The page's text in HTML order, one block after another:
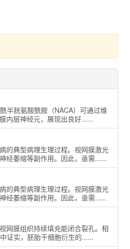
半胱氨酸酰胺（NACA）可通过维
内层神经元，展现出良好......
的典型病理生理过程。视网膜激光
经萎缩等副作用。因此，亟需......
的典型病理生理过程。视网膜激光
经萎缩等副作用。因此，亟需......
网膜组织持续填充能闭合裂孔。相
证实，胚胎干细胞衍生的......